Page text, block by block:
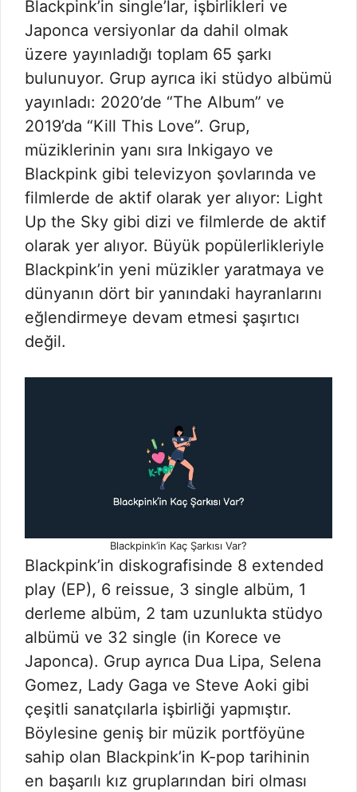
Blackpink’in single’lar, işbirlikleri ve
Japonca versiyonlar da dahil olmak
üzere yayınladığı toplam 65 şarkı
bulunuyor. Grup ayrıca iki stüdyo albümü
yayınladı: 2020’de “The Album” ve
2019’da “Kill This Love”. Grup,
müziklerinin yanı sıra Inkigayo ve
Blackpink gibi televizyon şovlarında ve
filmlerde de aktif olarak yer alıyor: Light
Up the Sky gibi dizi ve filmlerde de aktif
olarak yer alıyor. Büyük popülerlikleriyle
Blackpink’in yeni müzikler yaratmaya ve
dünyanın dört bir yanındaki hayranlarını
eğlendirmeye devam etmesi şaşırtıcı
değil.
Blackpink’in Kaç Şarkısı Var?
Blackpink’in diskografisinde 8 extended
play (EP), 6 reissue, 3 single albüm, 1
derleme albüm, 2 tam uzunlukta stüdyo
albümü ve 32 single (in Korece ve
Japonca). Grup ayrıca Dua Lipa, Selena
Gomez, Lady Gaga ve Steve Aoki gibi
çeşitli sanatçılarla işbirliği yapmıştır.
Böylesine geniş bir müzik portföyüne
sahip olan Blackpink’in K-pop tarihinin
en başarılı kız gruplarından biri olması